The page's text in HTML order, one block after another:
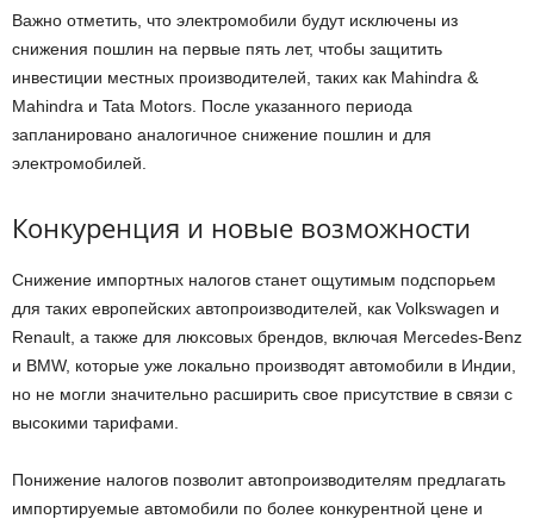
Важно отметить, что электромобили будут исключены из
снижения пошлин на первые пять лет, чтобы защитить
инвестиции местных производителей, таких как Mahindra &
Mahindra и Tata Motors. После указанного периода
запланировано аналогичное снижение пошлин и для
электромобилей.
Конкуренция и новые возможности
Снижение импортных налогов станет ощутимым подспорьем
для таких европейских автопроизводителей, как Volkswagen и
Renault, а также для люксовых брендов, включая Mercedes-Benz
и BMW, которые уже локально производят автомобили в Индии,
но не могли значительно расширить свое присутствие в связи с
высокими тарифами.
Понижение налогов позволит автопроизводителям предлагать
импортируемые автомобили по более конкурентной цене и